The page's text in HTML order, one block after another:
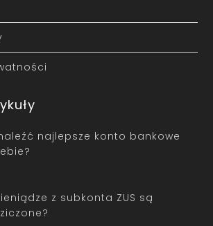
najlepsze konto bankowe
z subkonta ZUS są